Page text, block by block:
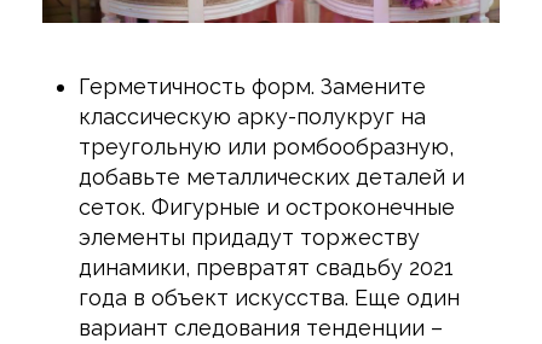
Герметичность форм. Замените
классическую арку-полукруг на
треугольную или ромбообразную,
добавьте металлических деталей и
сеток. Фигурные и остроконечные
элементы придадут торжеству
динамики, превратят свадьбу 2021
года в объект искусства. Еще один
вариант следования тенденции –